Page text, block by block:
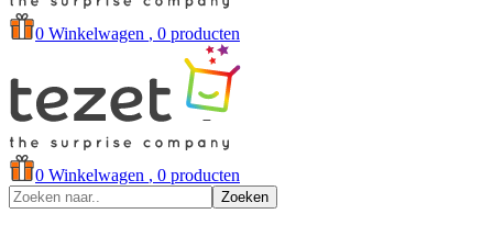
0 Winkelwagen , 0 producten
0 Winkelwagen , 0 producten
Zoeken